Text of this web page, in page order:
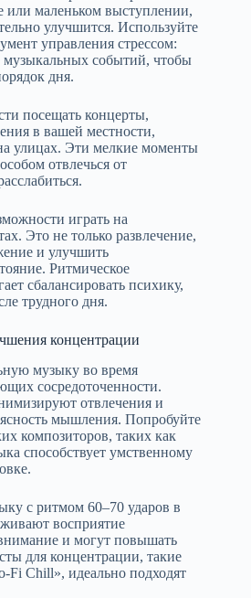
или маленьком выступлении,
улучшится. Используйте
управления стрессом:
музыкальных событий, чтобы
дня.
посещать концерты,
в вашей местности,
улицах. Эти мелкие моменты
отвлечься от
играть на
Это не только развлечение,
и улучшить
Ритмическое
сбалансировать психику,
трудного дня.
концентрации
музыку во время
сосредоточенности.
отвлечения и
мышления. Попробуйте
композиторов, таких как
способствует умственному
с ритмом 60–70 ударов в
восприятие
и могут повышать
для концентрации, такие
Fi Chill», идеально подходят